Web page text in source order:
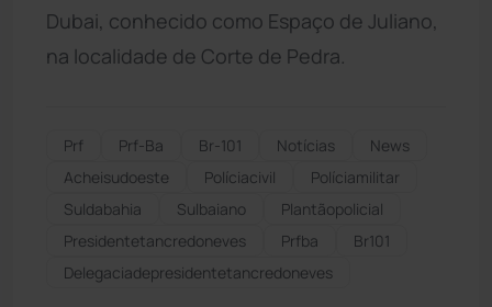
Dubai, conhecido como Espaço de Juliano,
na localidade de Corte de Pedra.
Prf Prf-Ba Br-101 Notícias
News
Acheisudoeste
Políciacivil
Políciamilitar
Suldabahia
Sulbaiano
Plantãopolicial
Presidentetancredoneves
Prfba
Br101
Delegaciadepresidentetancredoneves